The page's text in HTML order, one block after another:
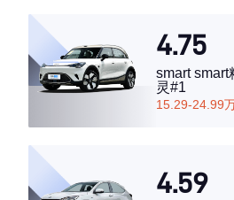
·空间表现一般，低于77%同级车
4.75
smart smart
灵#1
15.29-24.99
4.59